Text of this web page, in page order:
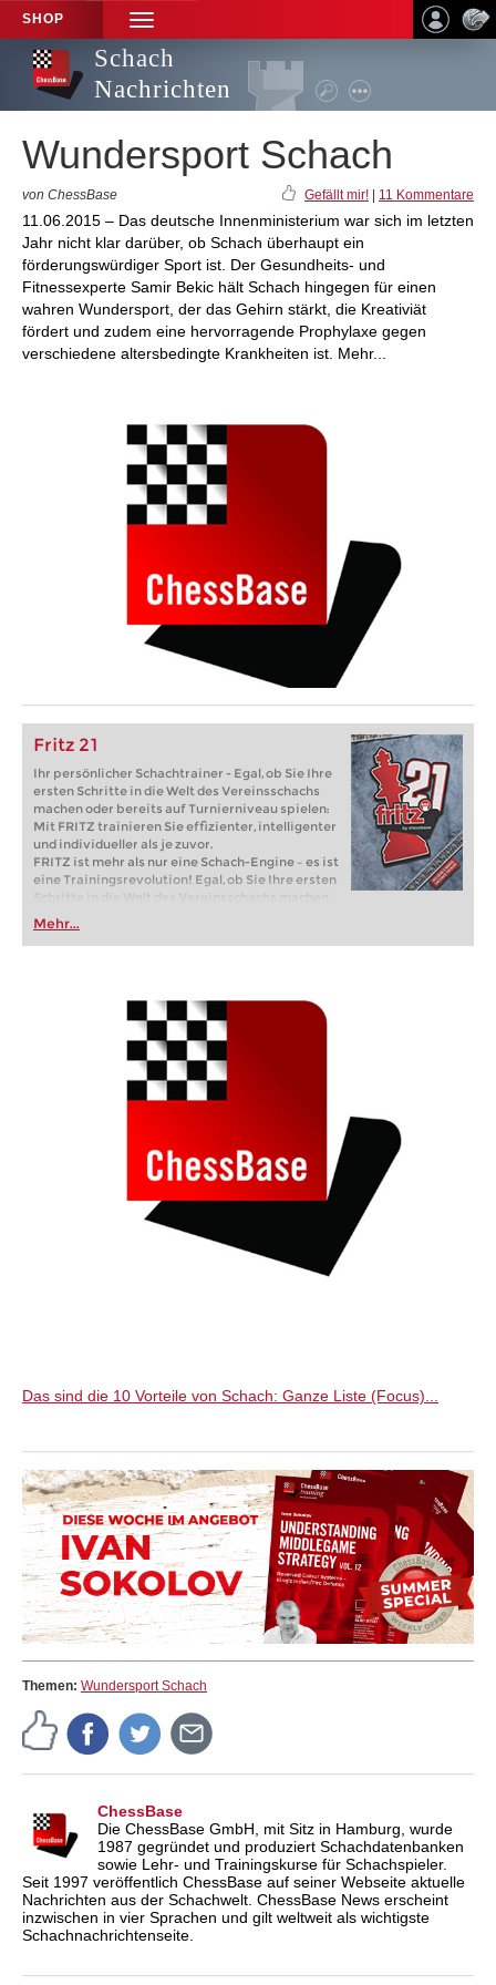
SHOP
TOGGLE
NAVIGATION
Schach
Nachrichten
Wundersport Schach
von ChessBase Gefällt mir! 11 Kommentare
11.06.2015 – Das deutsche Innenministerium war sich im letzten
Jahr nicht klar darüber, ob Schach überhaupt ein
förderungswürdiger Sport ist. Der Gesundheits- und
Fitnessexperte Samir Bekic hält Schach hingegen für einen
wahren Wundersport, der das Gehirn stärkt, die Kreativiät
fördert und zudem eine hervorragende Prophylaxe gegen
verschiedene altersbedingte Krankheiten ist. Mehr...
Fritz 21
Ihr persönlicher Schachtrainer - Egal, ob Sie Ihre
ersten Schritte in die Welt des Vereinsschachs
machen oder bereits auf Turnierniveau spielen:
Mit FRITZ trainieren Sie effizienter, intelligenter
und individueller als je zuvor.
FRITZ ist mehr als nur eine Schach-Engine – es ist
eine Trainingsrevolution! Egal, ob Sie Ihre ersten
Schritte in die Welt des Vereinsschachs machen
oder bereits auf Turnierniveau spielen: Mit
FRITZ trainieren Sie effizienter, intelligenter und
individueller als je zuvor.
Mehr...
Das sind die 10 Vorteile von Schach: Ganze Liste (Focus)...
Themen: Wundersport Schach
ChessBase
Die ChessBase GmbH, mit Sitz in Hamburg, wurde
1987 gegründet und produziert Schachdatenbanken
sowie Lehr- und Trainingskurse für Schachspieler.
Seit 1997 veröffentlich ChessBase auf seiner Webseite aktuelle
Nachrichten aus der Schachwelt. ChessBase News erscheint
inzwischen in vier Sprachen und gilt weltweit als wichtigste
Schachnachrichtenseite.